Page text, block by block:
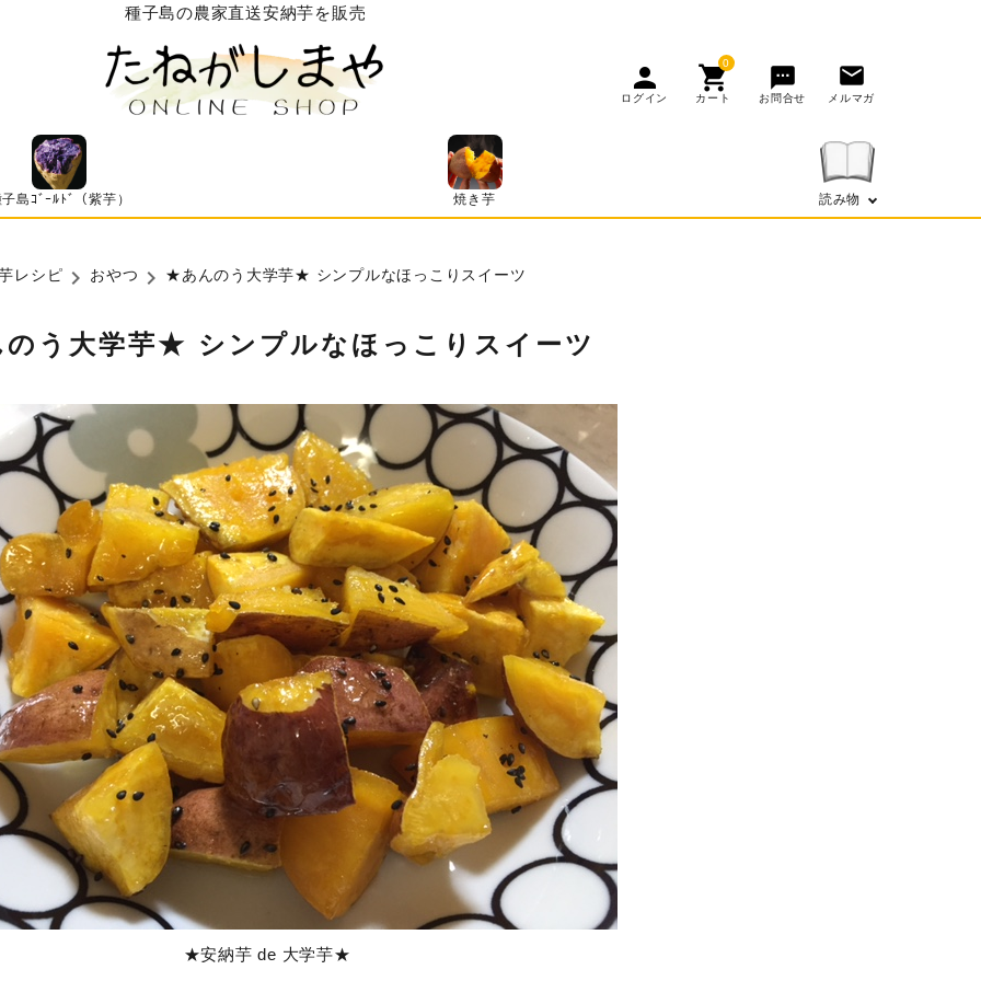
種子島の農家直送安納芋を販売
person
ログイン
shopping_cart
カート
0
sms
お問合せ
mail
メルマガ
島ｺﾞｰﾙﾄﾞ（紫芋） 焼き芋 読み物
レシピ おやつ ★あんのう大学芋★ シンプルなほっこりスイーツ
う大学芋★ シンプルなほっこりスイーツ
★安納芋 de 大学芋★